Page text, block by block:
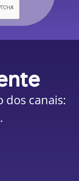
canais: